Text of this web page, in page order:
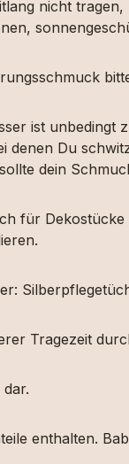
nicht
ist unbedingt
denen Du
dein
für
Tragezeit
enthalten.